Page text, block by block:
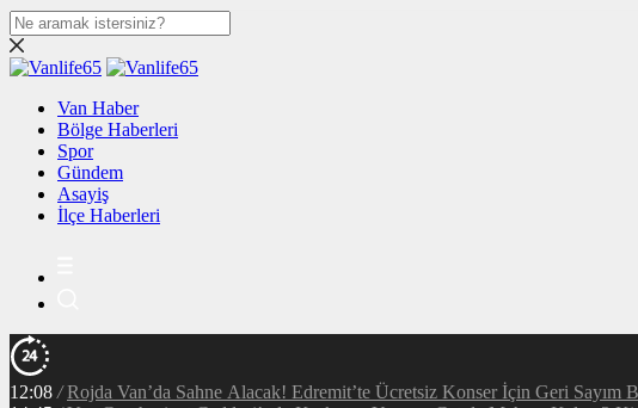
Van Haber
Bölge Haberleri
Spor
Gündem
Asayiş
İlçe Haberleri
12:08 / Rojda Van’da Sahne Alacak! Edremit’te Ücretsiz Konser İçin Geri Sayım